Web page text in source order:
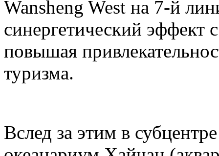
Wansheng West на 7-й
синергетический эффект
повышая
туризма.
Вслед за этим в